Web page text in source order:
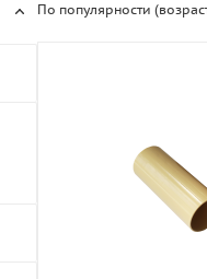
По популярности